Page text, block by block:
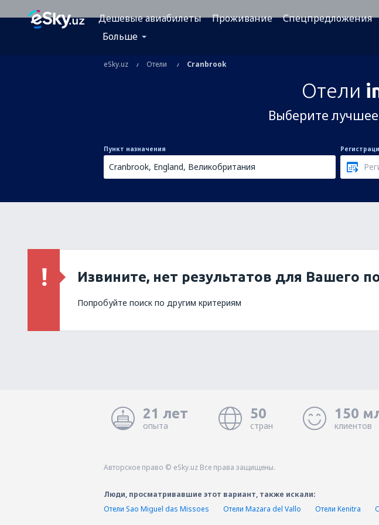
Дешевые авиабилеты Проживание Спецпредложения
Больше
eSky.uz Отели Cranbrook
Отели
Выберите
Пункт назначения
Извините, нет результатов для Вашего
Попробуйте поиск по другим критериям
21 лет
опыта
50
стран
150
клиентов
Авторское право © eSky.uz Все права защищены.
Люди, просматривавшие этот вариант, также искали:
Отели Sao Miguel das Missoes
Отели Mazara del Vallo Отели Kenitra